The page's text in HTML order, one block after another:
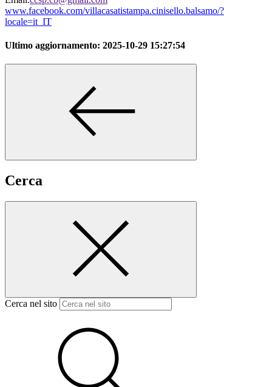
www.facebook.com/villacasatistampa.cinisello.balsamo/?
locale=it_IT
Ultimo aggiornamento: 2025-10-29 15:27:54
Cerca
Cerca nel sito